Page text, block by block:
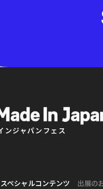
ンジャパンフェス
スペシャルコンテンツ 出展の